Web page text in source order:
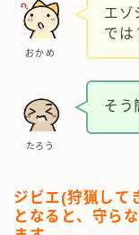
おかめ
エゾ
では
たろう
そう
ジビエ(狩猟して
となると、守ら